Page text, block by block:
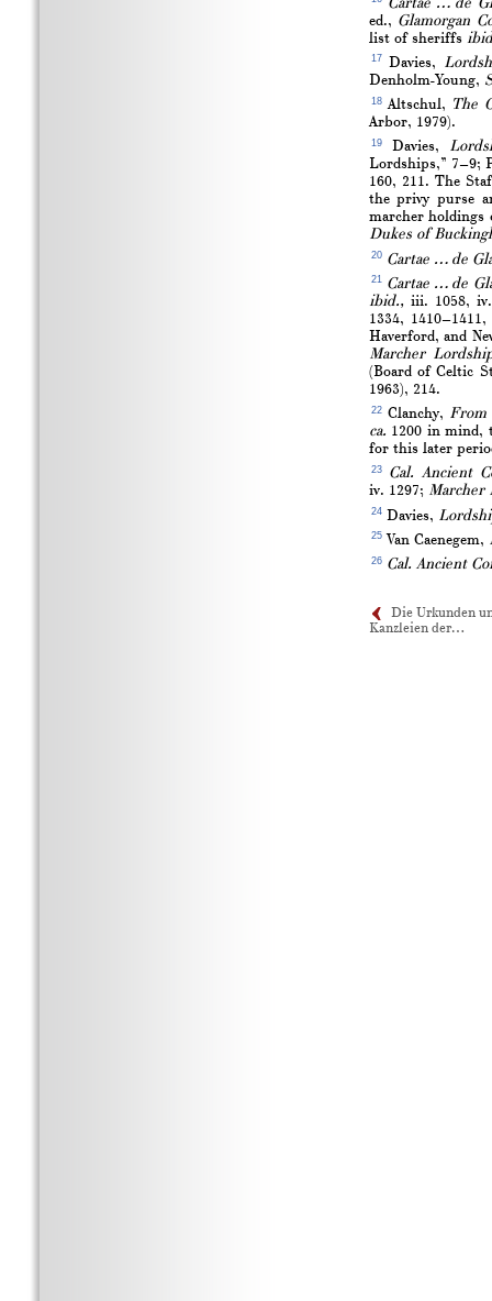
Cartae … de
ed., Glamorgan
list of sheriffs
17 Davies,
Denholm-Young,
18Altschul,
The
Arbor, 1979).
19Davies,
Lordships,” 7–9;
160, 211. The
the privy purse
marcher
Dukes of
20 Cartae … de
21 Cartae … de
ibid., iii. 1058, iv.
1334,
Haverford, and
Marcher
(Board of Celtic
1963), 214.
22Clanchy, From
ca. 1200 in mind,
for this later
23
Cal. Ancient
iv. 1297; Marcher
24Davies,
25Van Caenegem,
26 Cal. Ancient
Die Urkunden
Kanzleien der…